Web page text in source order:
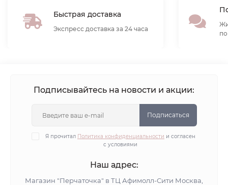
Быстрая доставка
Экспресс доставка за 24 часа
Подписывайтесь на новости и акции:
Подписаться
Я прочитал Политика конфиденциальности и согласен
с условиями
Наш адрес:
Магазин "Перчаточка" в ТЦ Афимолл-Сити Москва,